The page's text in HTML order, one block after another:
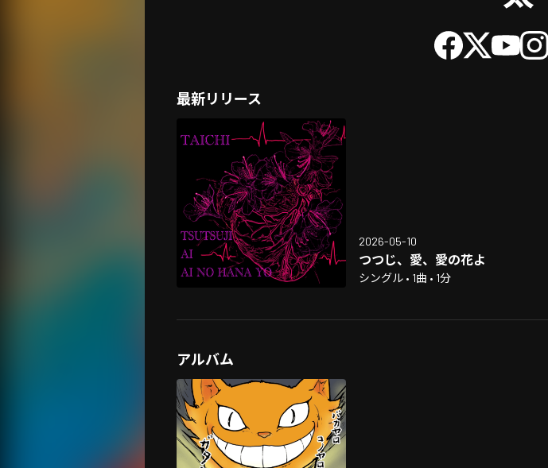
最新リリース
2026-05-10
つつじ、愛、愛の花よ
シングル • 1曲 • 1分
アルバム